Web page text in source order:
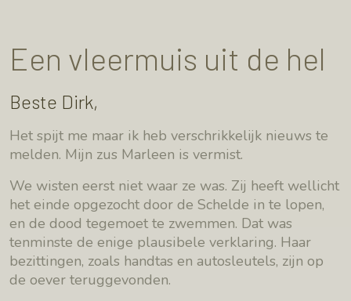
Een vleermuis uit de hel
Beste Dirk,
Het spijt me maar ik heb verschrikkelijk nieuws te
melden. Mijn zus Marleen is vermist.
We wisten eerst niet waar ze was. Zij heeft wellicht
het einde opgezocht door de Schelde in te lopen,
en de dood tegemoet te zwemmen. Dat was
tenminste de enige plausibele verklaring. Haar
bezittingen, zoals handtas en autosleutels, zijn op
de oever teruggevonden.